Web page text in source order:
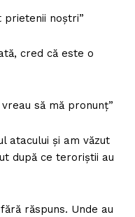
prietenii noștri”
cred că este o
să mă pronunț”
atacului și am văzut
după ce teroriștii au
răspuns. Unde au